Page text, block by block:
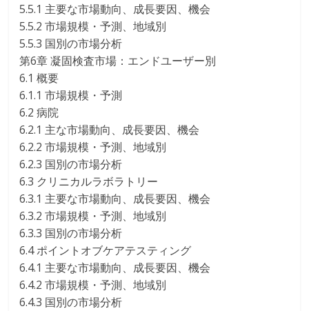
5.5.1 主要な市場動向、成長要因、機会
5.5.2 市場規模・予測、地域別
5.5.3 国別の市場分析
第6章 凝固検査市場：エンドユーザー別
6.1 概要
6.1.1 市場規模・予測
6.2 病院
6.2.1 主な市場動向、成長要因、機会
6.2.2 市場規模・予測、地域別
6.2.3 国別の市場分析
6.3 クリニカルラボラトリー
6.3.1 主要な市場動向、成長要因、機会
6.3.2 市場規模・予測、地域別
6.3.3 国別の市場分析
6.4 ポイントオブケアテスティング
6.4.1 主要な市場動向、成長要因、機会
6.4.2 市場規模・予測、地域別
6.4.3 国別の市場分析